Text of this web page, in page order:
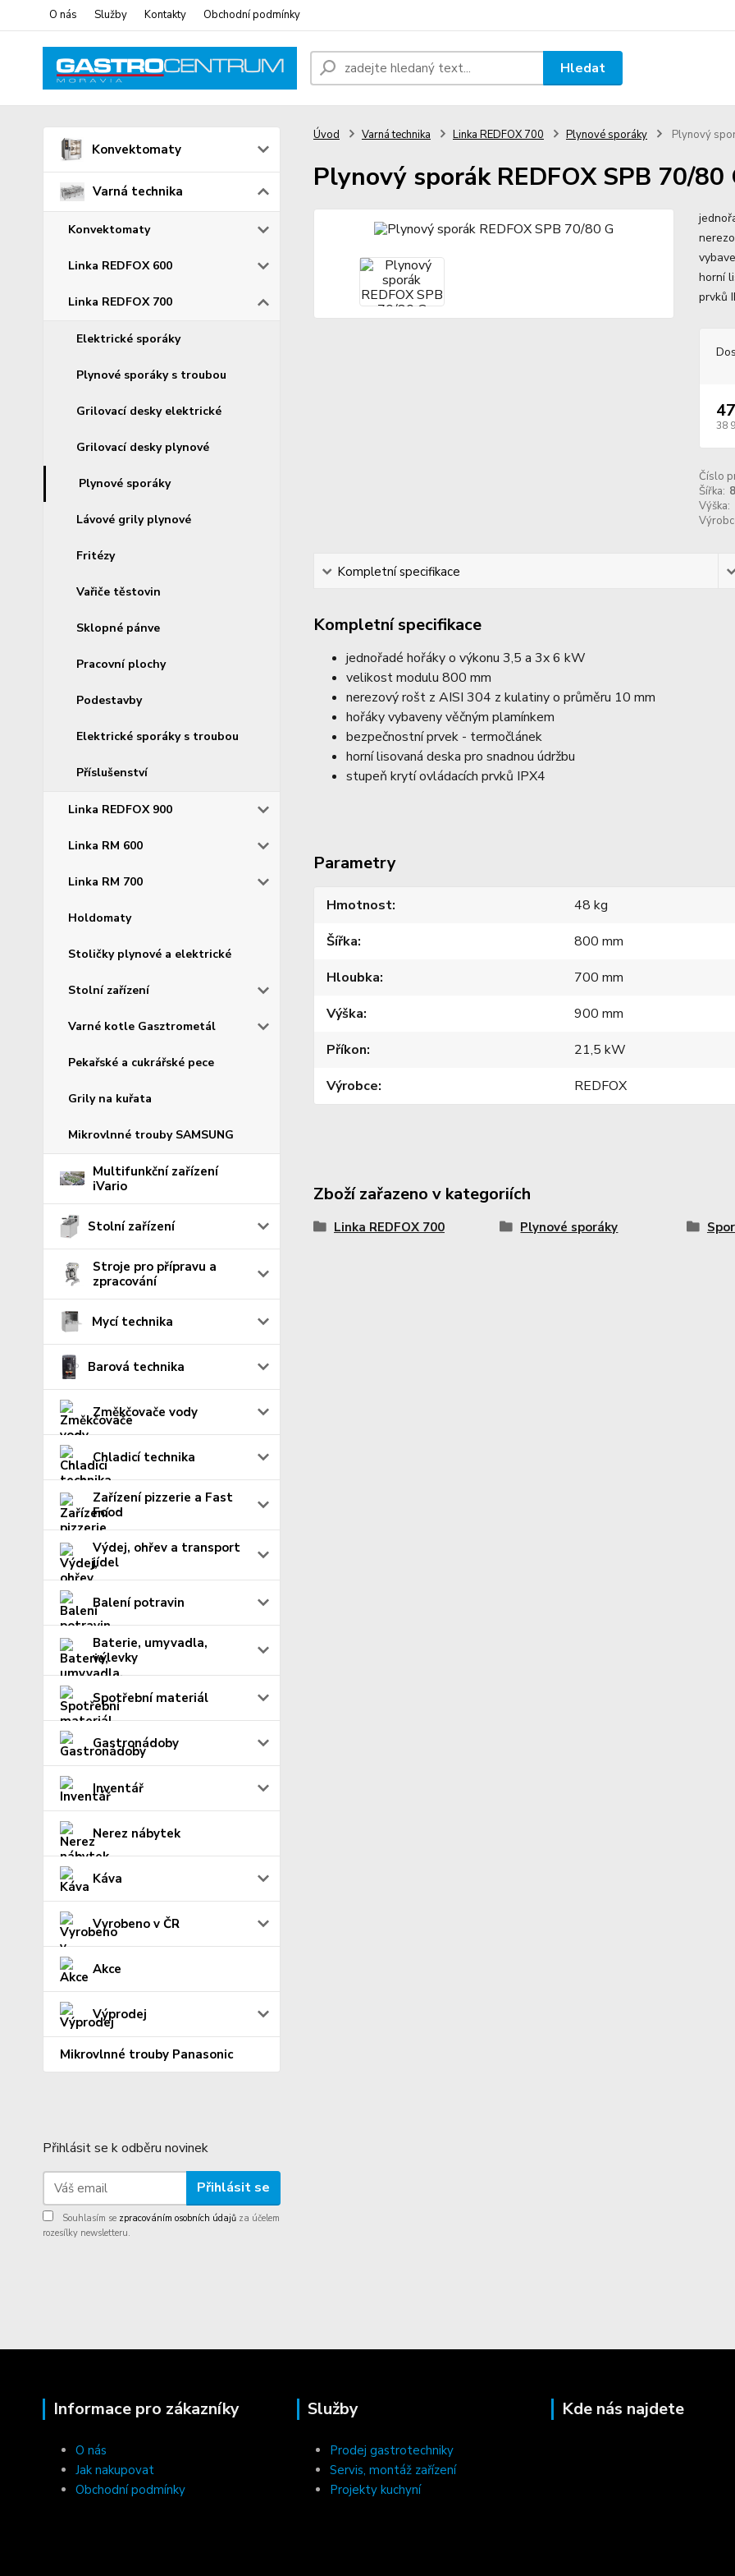
O nás Služby Kontakty Obchodní podmínky
Hledat
Konvektomaty
Varná technika
Konvektomaty
Linka REDFOX 600
Linka REDFOX 700
Elektrické sporáky
Plynové sporáky s troubou
Grilovací desky elektrické
Grilovací desky plynové
Plynové sporáky
Lávové grily plynové
Fritézy
Vařiče těstovin
Sklopné pánve
Pracovní plochy
Podestavby
Elektrické sporáky s troubou
Příslušenství
Linka REDFOX 900
Linka RM 600
Linka RM 700
Holdomaty
Stoličky plynové a elektrické
Stolní zařízení
Varné kotle Gasztrometál
Pekařské a cukrářské pece
Grily na kuřata
Mikrovlnné trouby SAMSUNG
Multifunkční zařízení
iVario
Stolní zařízení
Stroje pro přípravu a
zpracování
Mycí technika
Barová technika
Změkčovače vody
Chladicí technika
Zařízení pizzerie a Fast
Food
Výdej, ohřev a transport
jídel
Balení potravin
Baterie, umyvadla,
výlevky
Spotřební materiál
Gastronádoby
Inventář
Nerez nábytek
Káva
Vyrobeno v ČR
Akce
Výprodej
Mikrovlnné trouby Panasonic
Přihlásit se k odběru novinek
Přihlásit se
Souhlasím se zpracováním osobních údajů za účelem
rozesílky newsletteru.
Úvod Varná technika Linka REDFOX 700 Plynové sporáky Plynový
Plynový sporák REDFOX SPB 70/80
horní
prvků
38
Číslo
Šířka:
Výška:
Kompletní specifikace
Kompletní specifikace
jednořadé hořáky o výkonu 3,5 a 3x 6 kW
velikost modulu 800 mm
nerezový rošt z AISI 304 z kulatiny o průměru 10 mm
hořáky vybaveny věčným plamínkem
bezpečnostní prvek - termočlánek
horní lisovaná deska pro snadnou údržbu
stupeň krytí ovládacích prvků IPX4
Parametry
Hmotnost
48 kg
Šířka
800 mm
Hloubka
700 mm
Výška
900 mm
Příkon
21,5 kW
Výrobce
REDFOX
Zboží zařazeno v kategoriích
Linka REDFOX 700 Plynové sporáky
Informace pro zákazníky
O nás
Jak nakupovat
Obchodní podmínky
Služby
Prodej gastrotechniky
Servis, montáž zařízení
Projekty kuchyní
Kde nás najdete